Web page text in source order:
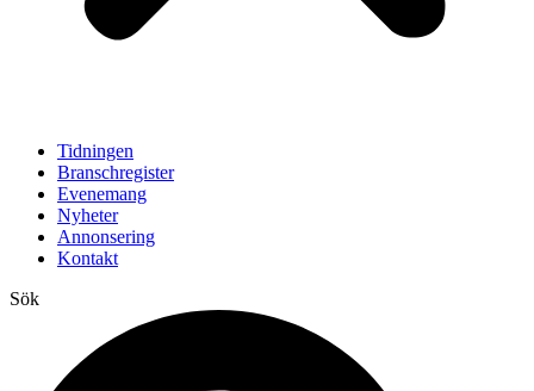
Tidningen
Branschregister
Evenemang
Nyheter
Annonsering
Kontakt
Sök